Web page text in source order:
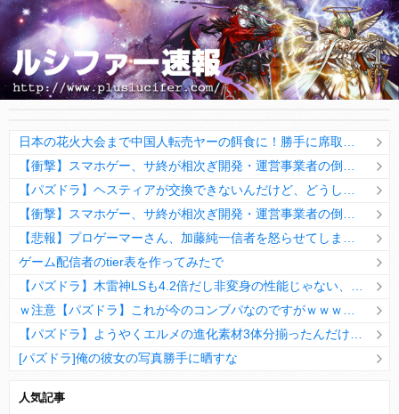
ゲーム配信者のtier表を作ってみたで
[パズドラ]俺の彼女の写真勝手に晒すな
【パズドラ】陣とか覚醒大小の方がええやろか？
人気記事